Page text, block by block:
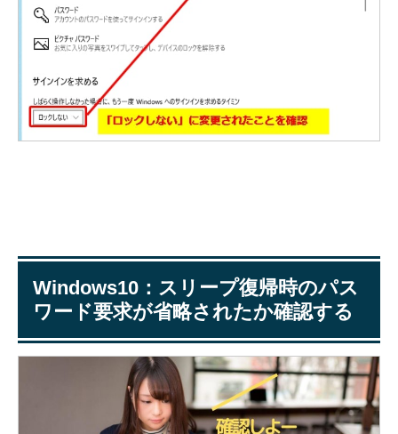
Windows10：スリープ復帰時のパス
ワード要求が省略されたか確認する